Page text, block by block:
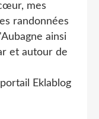
mes
randonnées
ainsi
et autour de
Eklablog